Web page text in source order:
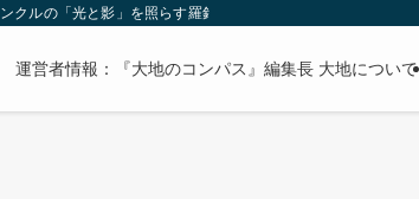
クルの「光と影」を照らす羅針盤。
運営者情報：『大地のコンパス』編集長 大地について